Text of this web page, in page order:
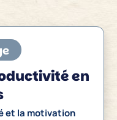
en
et la motivation